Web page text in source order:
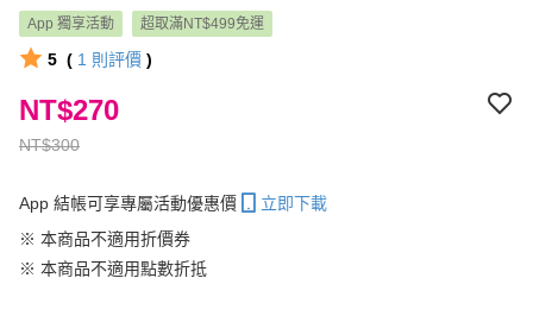
App 獨享活動 超取滿NT$499免運
5 ( 1 則評價 )
NT$300
NT$270
App 結帳可享專屬活動優惠價
立即下載
※ 本商品不適用折價券
※ 本商品不適用點數折抵